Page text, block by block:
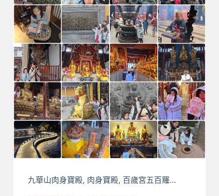
九華山肉身寶殿, 肉身寶殿, 百歲宮五百羅…